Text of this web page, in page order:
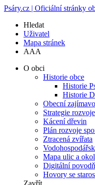
Psáry.cz | Oficiální stránky
Hledat
Uživatel
Mapa stránek
AAA
O obci
Historie obce
Historie
Historie
Obecní
Strategie
Kácení dřevin
Plán rozvoje
Ztracená zvířata
Mapa ulic a
Digitální
Hovory se
Zavřít